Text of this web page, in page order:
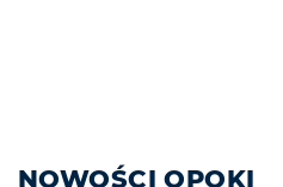
NOWOŚCI OPOKI